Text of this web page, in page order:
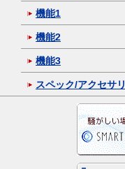
機能1
機能2
機能3
スペック/アクセサリ